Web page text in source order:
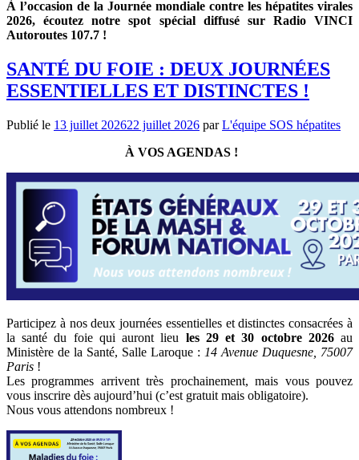
À l’occasion de la Journée mondiale contre les hépatites virales
2026, écoutez notre spot spécial diffusé sur Radio VINCI
Autoroutes 107.7 !
SANTÉ DU FOIE : DEUX JOURNÉES
ESSENTIELLES ET DISTINCTES !
Publié le 13 juillet 202622 juillet 2026 parL'équipe SOS hépatites
À VOS AGENDAS !
Participez à nos deux journées essentielles et distinctes consacrées à
la santé du foie qui auront lieu les 29 et 30 octobre 2026au
Ministère de la Santé, Salle Laroque : 14 Avenue Duquesne, 75007
Paris !
Les programmes arrivent très prochainement, mais vous pouvez
vous inscrire dès aujourd’hui (c’est gratuit mais obligatoire).
Nous vous attendons nombreux !